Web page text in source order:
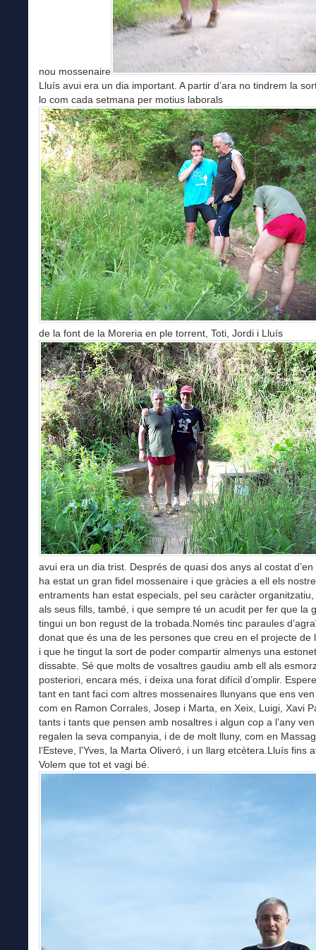
nou mossenaire
Lluís avui era un dia important. A partir d’ara no tindrem la
lo com cada setmana per motius laborals
de la font de la Moreria en ple torrent, Toti, Jordi i Lluís
avui era un dia trist. Després de quasi dos anys al costat
ha estat un gran fidel mossenaire i que gràcies a ell els
entraments han estat especials, pel seu caràcter
als seus fills, també, i que sempre té un acudit per fer que la
tingui un bon regust de la trobada.Només tinc paraules
donat que és una de les persones que creu en el projecte de
i que he tingut la sort de poder compartir almenys una
dissabte. Sé que molts de vosaltres gaudiu amb ell als
posteriori, encara més, i deixa una forat difícil d’omplir.
tant en tant faci com altres mossenaires llunyans que ens
com en Ramon Corrales, Josep i Marta, en Xeix, Luigi, Xavi
tants i tants que pensen amb nosaltres i algun cop a l’any
regalen la seva companyia, i de de molt lluny, com en
l’Esteve, l’Yves, la Marta Oliveró, i un llarg etcètera.Lluís fins
Volem que tot et vagi bé.